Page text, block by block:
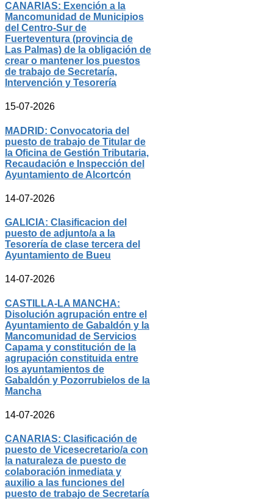
CANARIAS: Exención a la
Mancomunidad de Municipios
del Centro-Sur de
Fuerteventura (provincia de
Las Palmas) de la obligación de
crear o mantener los puestos
de trabajo de Secretaría,
Intervención y Tesorería
15-07-2026
MADRID: Convocatoria del
puesto de trabajo de Titular de
la Oficina de Gestión Tributaria,
Recaudación e Inspección del
Ayuntamiento de Alcortcón
14-07-2026
GALICIA: Clasificacion del
puesto de adjunto/a a la
Tesorería de clase tercera del
Ayuntamiento de Bueu
14-07-2026
CASTILLA-LA MANCHA:
Disolución agrupación entre el
Ayuntamiento de Gabaldón y la
Mancomunidad de Servicios
Capama y constitución de la
agrupación constituida entre
los ayuntamientos de
Gabaldón y Pozorrubielos de la
Mancha
14-07-2026
CANARIAS: Clasificación de
puesto de Vicesecretario/a con
la naturaleza de puesto de
colaboración inmediata y
auxilio a las funciones del
puesto de trabajo de Secretaría